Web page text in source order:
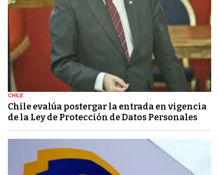
CHILE
Chile evalúa postergar la entrada en vigencia
de la Ley de Protección de Datos Personales